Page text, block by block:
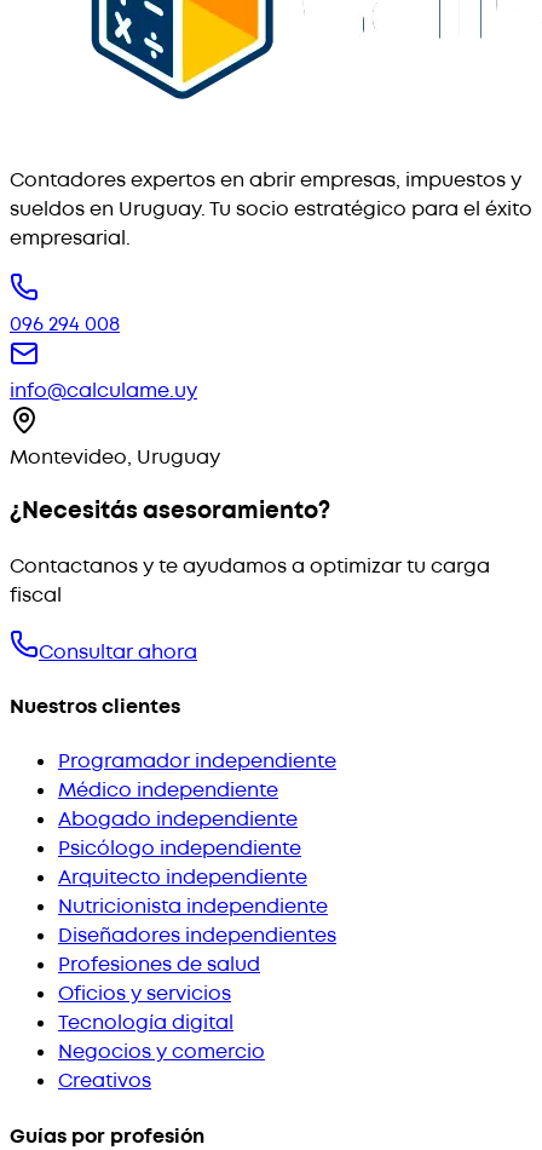
Contadores expertos en abrir empresas, impuestos y
sueldos en Uruguay. Tu socio estratégico para el éxito
empresarial.
096 294 008
info@calculame.uy
Montevideo, Uruguay
¿Necesitás asesoramiento?
Contactanos y te ayudamos a optimizar tu carga
fiscal
Consultar ahora
Nuestros clientes
Programador independiente
Médico independiente
Abogado independiente
Psicólogo independiente
Arquitecto independiente
Nutricionista independiente
Diseñadores independientes
Profesiones de salud
Oficios y servicios
Tecnología digital
Negocios y comercio
Creativos
Guías por profesión